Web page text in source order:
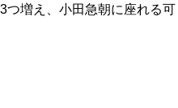
つ増え、小田急朝に座れる可